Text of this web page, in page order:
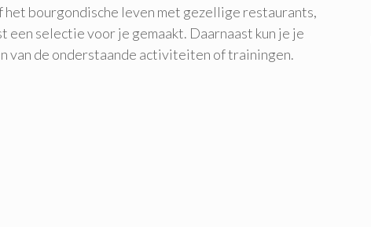
het bourgondische leven met gezellige restaurants,
een selectie voor je gemaakt. Daarnaast kun je je
van de onderstaande activiteiten of trainingen.